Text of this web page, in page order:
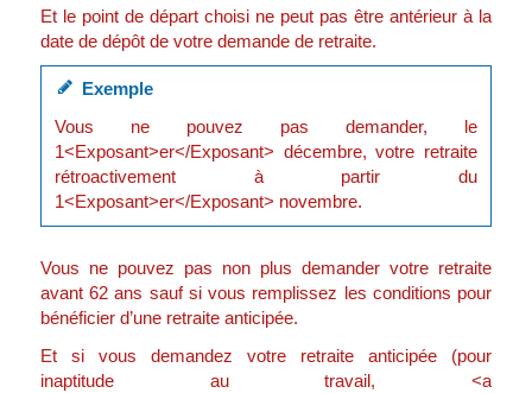
Et le point de départ choisi ne peut pas être antérieur à la
date de dépôt de votre demande de retraite.
Exemple
Vous ne pouvez pas demander, le
1<Exposant>er</Exposant> décembre, votre retraite
rétroactivement à partir du
1<Exposant>er</Exposant> novembre.
Vous ne pouvez pas non plus demander votre retraite
avant 62 ans sauf si vous remplissez les conditions pour
bénéficier d’une retraite anticipée.
Et si vous demandez votre retraite anticipée (pour
inaptitude au travail, <a